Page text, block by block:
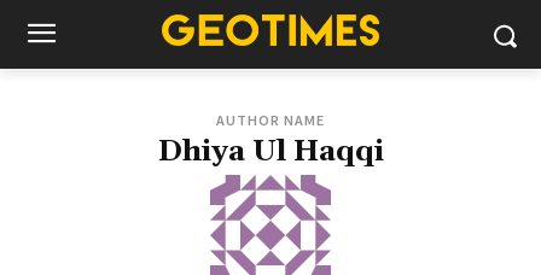
AUTHOR NAME
Dhiya Ul Haqqi